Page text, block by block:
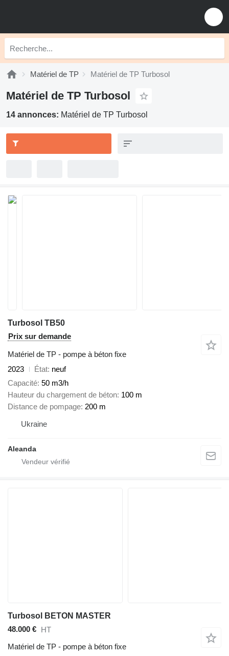
Matériel de TP Matériel de TP Turbosol
Matériel de TP Turbosol
14 annonces: Matériel de TP Turbosol
Turbosol TB50
Prix sur demande
Matériel de TP - pompe à béton fixe
2023
État neuf
Capacité 50 m3/h
Hauteur du chargement de béton 100 m
Distance de pompage 200 m
Ukraine
Aleanda
Turbosol BETON MASTER
48.000 € HT
Matériel de TP - pompe à béton fixe